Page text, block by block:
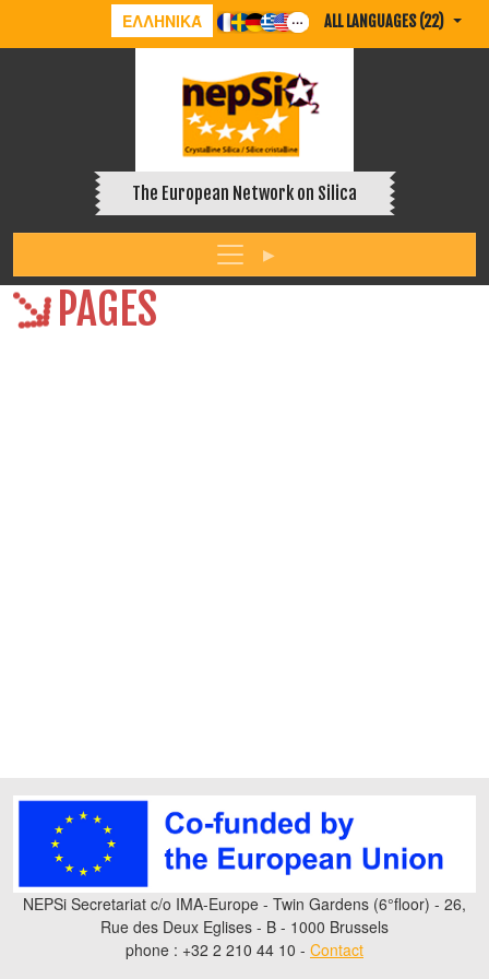
ΕΛΛΗΝΙΚΆ ALL LANGUAGES (22)
The European Network on Silica
PAGES
NEPSi Secretariat c/o IMA-Europe - Twin Gardens (6°floor) - 26,
Rue des Deux Eglises - B - 1000 Brussels
phone : +32 2 210 44 10 - Contact